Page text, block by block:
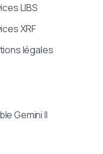
LIBS
XRF
légales
Gemini II